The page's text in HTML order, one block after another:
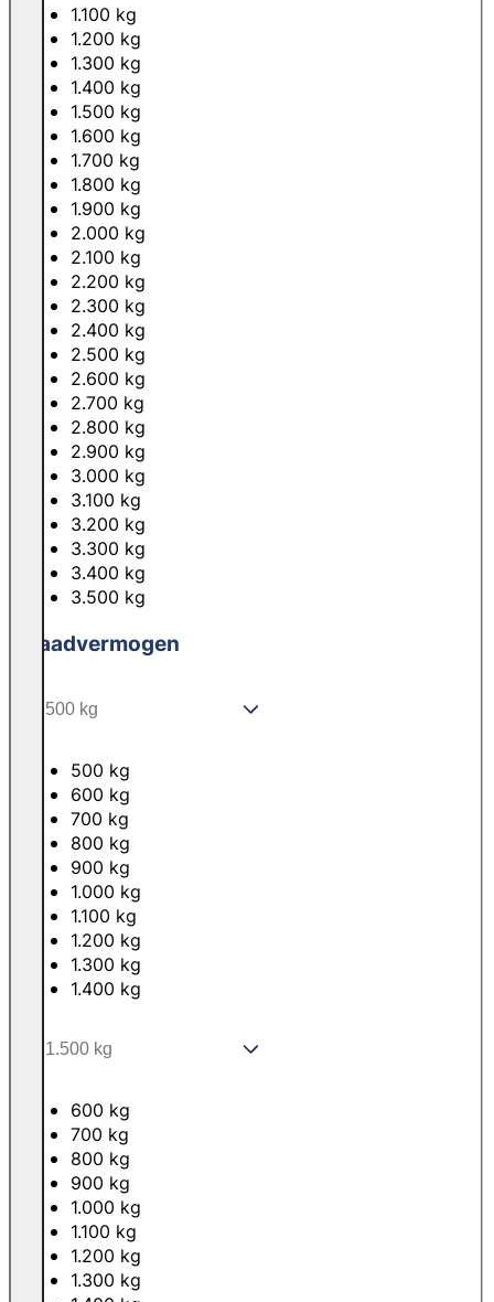
1.100 kg
1.200 kg
1.300 kg
1.400 kg
1.500 kg
1.600 kg
1.700 kg
1.800 kg
1.900 kg
2.000 kg
2.100 kg
2.200 kg
2.300 kg
2.400 kg
2.500 kg
2.600 kg
2.700 kg
2.800 kg
2.900 kg
3.000 kg
3.100 kg
3.200 kg
3.300 kg
3.400 kg
3.500 kg
Laadvermogen
500 kg
600 kg
700 kg
800 kg
900 kg
1.000 kg
1.100 kg
1.200 kg
1.300 kg
1.400 kg
600 kg
700 kg
800 kg
900 kg
1.000 kg
1.100 kg
1.200 kg
1.300 kg